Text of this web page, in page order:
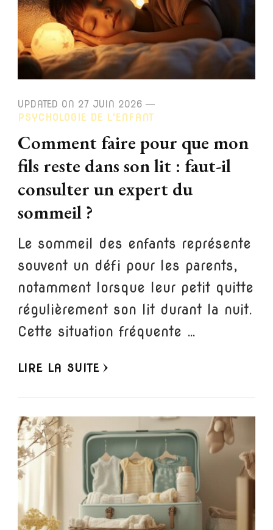
UPDATED ON 27 JUIN 2026
PSYCHOLOGIE DE L'ENFANT
Comment faire pour que mon
fils reste dans son lit : faut-il
consulter un expert du
sommeil ?
Le sommeil des enfants représente
souvent un défi pour les parents,
notamment lorsque leur petit quitte
régulièrement son lit durant la nuit.
Cette situation fréquente …
LIRE LA SUITE